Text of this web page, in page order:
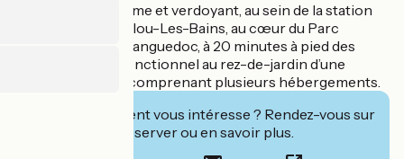
Dans un cadre calme et verdoyant, au sein de la station
thermale de Lamalou-Les-Bains, au cœur du Parc
Naturel du Haut-Languedoc, à 20 minutes à pied des
thermes, studio fonctionnel au rez-de-jardin d’une
ancienne laiterie comprenant plusieurs hébergements.
Cet établissement vous intéresse ? Rendez-vous sur
leur site pour réserver ou en savoir plus.